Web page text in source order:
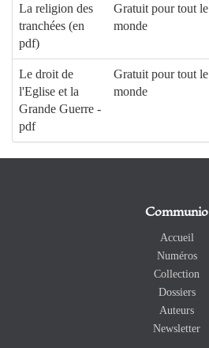
La religion des
tranchées (en
pdf)
Gratuit pour tout le
monde
Le droit de
l'Eglise et la
Grande Guerre -
pdf
Gratuit pour tout le
monde
Communio
Accueil
Numéros
Collection
Dossiers
Auteurs
Newsletter